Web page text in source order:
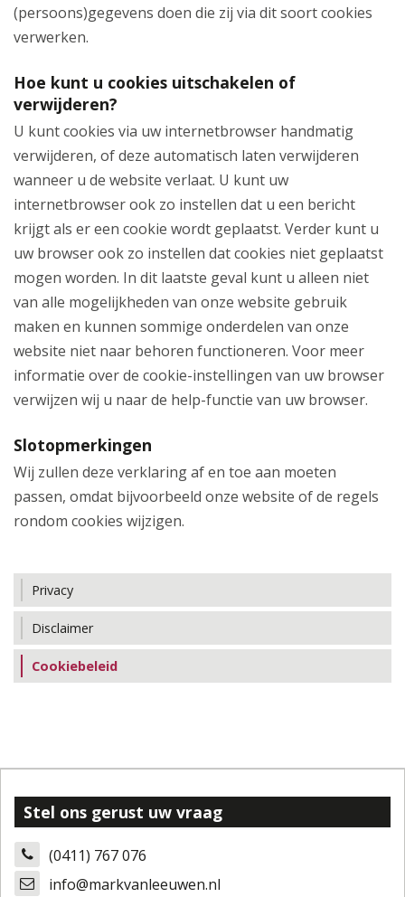
(persoons)gegevens doen die zij via dit soort cookies
verwerken.
Hoe kunt u cookies uitschakelen of
verwijderen?
U kunt cookies via uw internetbrowser handmatig
verwijderen, of deze automatisch laten verwijderen
wanneer u de website verlaat. U kunt uw
internetbrowser ook zo instellen dat u een bericht
krijgt als er een cookie wordt geplaatst. Verder kunt u
uw browser ook zo instellen dat cookies niet geplaatst
mogen worden. In dit laatste geval kunt u alleen niet
van alle mogelijkheden van onze website gebruik
maken en kunnen sommige onderdelen van onze
website niet naar behoren functioneren. Voor meer
informatie over de cookie-instellingen van uw browser
verwijzen wij u naar de help-functie van uw browser.
Slotopmerkingen
Wij zullen deze verklaring af en toe aan moeten
passen, omdat bijvoorbeeld onze website of de regels
rondom cookies wijzigen.
Privacy
Disclaimer
Cookiebeleid
Stel ons gerust uw vraag
(0411) 767 076
info@markvanleeuwen.nl